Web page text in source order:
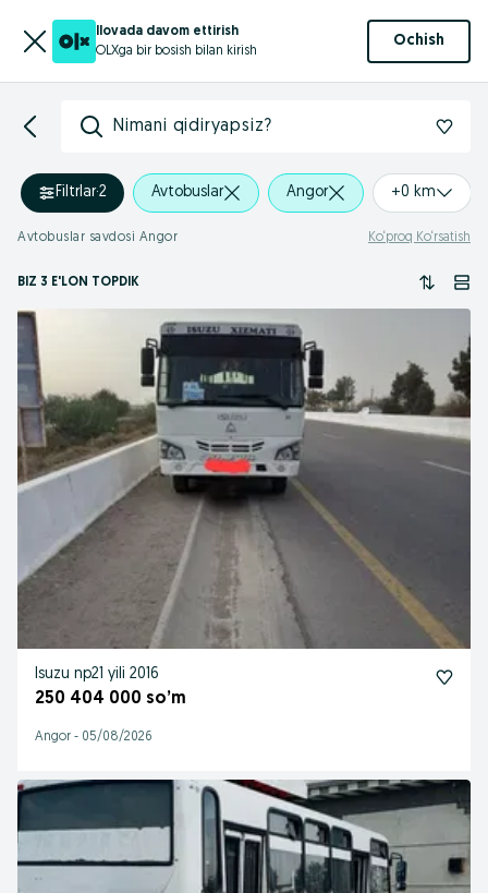
Ilovada davom ettirish
OLXga bir bosish bilan kirish
Ochish
Nimani qidiryapsiz?
Filtrlar·2 Avtobuslar Angor +0 km
Avtobuslar savdosi Angor Ko‘proq Ko‘rsatish
BIZ 3 E'LON TOPDIK
Isuzu np21 yili 2016
250 404 000 so’m
Angor - 05/08/2026